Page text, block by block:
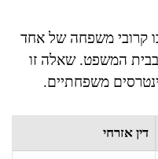
קרובי משפחה של אחד
המשפט. שאלה זו
משפחתיים.
דין אזרחי